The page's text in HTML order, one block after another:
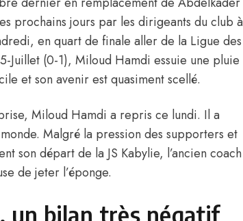
prochains jours par les dirigeants du club à
en quart de finale aller de la Ligue des
Juillet (0-1), Miloud Hamdi essuie une pluie
et son avenir est quasiment scellé.
Miloud Hamdi a repris ce lundi. Il a
Malgré la pression des supporters et
son départ de la JS Kabylie, l’ancien coach
de jeter l’éponge.
un bilan très négatif